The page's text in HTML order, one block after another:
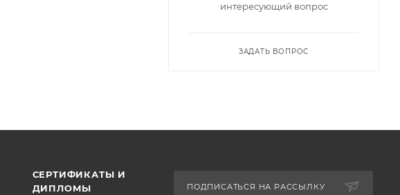
интересующий вопрос
ЗАДАТЬ ВОПРОС
СЕРТИФИКАТЫ И
ДИПЛОМЫ
ПОДПИСАТЬСЯ НА РАССЫЛКУ